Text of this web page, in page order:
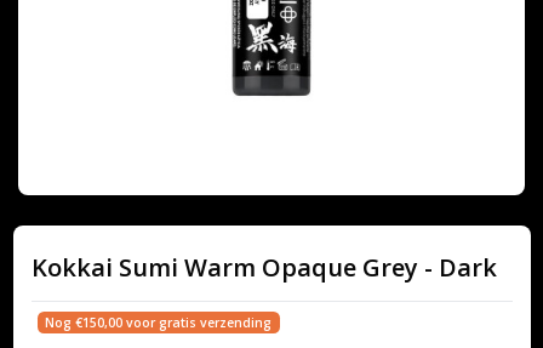
Kokkai Sumi Warm Opaque Grey - Dark
Nog €150,00 voor gratis verzending